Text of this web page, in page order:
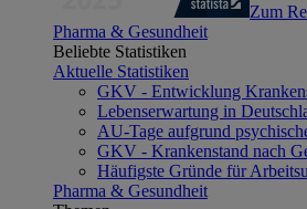
Zum
Pharma & Gesundheit
Beliebte Statistiken
Aktuelle Statistiken
GKV - Entwicklung
Lebenserwartung in
AU-Tage aufgrund
GKV - Krankenstand nach
Häufigste Gründe für
Pharma & Gesundheit